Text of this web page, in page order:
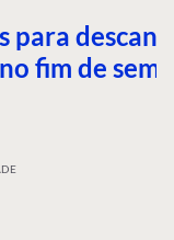
para
fim de